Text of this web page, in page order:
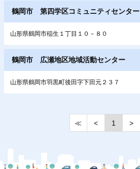
鶴岡市 第四学区コミュニティセンター
山形県鶴岡市稲生１丁目１０－８０
鶴岡市 広瀬地区地域活動センター
山形県鶴岡市羽黒町後田字下田元２３７
≪ < 1 >